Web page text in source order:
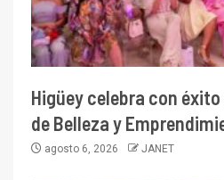
Higüey celebra con
de Belleza y
agosto 6, 2026 JANET